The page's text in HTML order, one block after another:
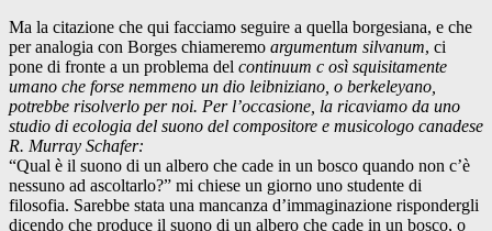
Ma la citazione che qui facciamo seguire a quella borgesiana, e che
per analogia con Borges chiameremo argumentum silvanum, ci
pone di fronte a un problema del continuum c osì squisitamente
umano che forse nemmeno un dio leibniziano, o berkeleyano,
potrebbe risolverlo per noi. Per l’occasione, la ricaviamo da uno
studio di ecologia del suono del compositore e musicologo canadese
R. Murray Schafer:
“Qual è il suono di un albero che cade in un bosco quando non c’è
nessuno ad ascoltarlo?” mi chiese un giorno uno studente di
filosofia. Sarebbe stata una mancanza d’immaginazione rispondergli
dicendo che produce il suono di un albero che cade in un bosco, o